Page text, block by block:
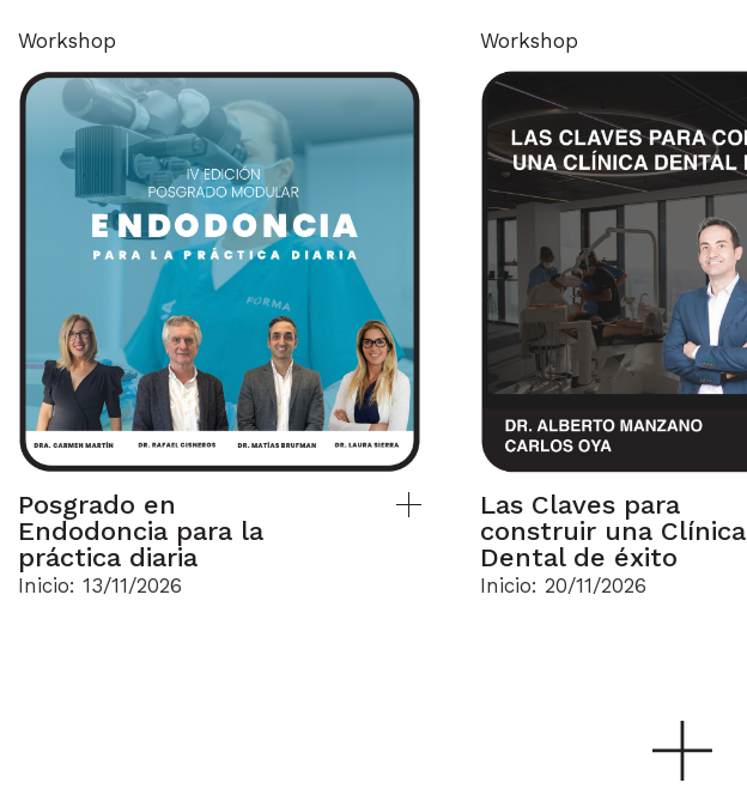
Workshop
Posgrado en
Endodoncia para la
práctica diaria
Inicio: 13/11/2026
Workshop
Las Claves para
construir una Clínica
Dental de éxito
Inicio: 20/11/2026